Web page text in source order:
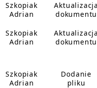
Szkopiak
Adrian
Aktualizacja
dokumentu
Szkopiak
Adrian
Aktualizacja
dokumentu
Szkopiak
Adrian
Dodanie
pliku